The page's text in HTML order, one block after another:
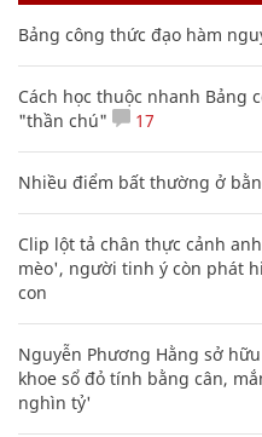
Bảng công thức đạo hàm
Cách học thuộc nhanh Bảng
"thần chú"
17
Nhiều điểm bất thường ở
Clip lột tả chân thực cảnh
mèo', người tinh ý còn phát
con
Nguyễn Phương Hằng sở
khoe sổ đỏ tính bằng cân,
nghìn tỷ'